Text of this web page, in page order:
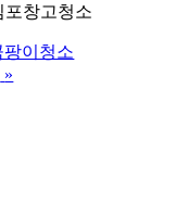
포창고청소
이청소
»